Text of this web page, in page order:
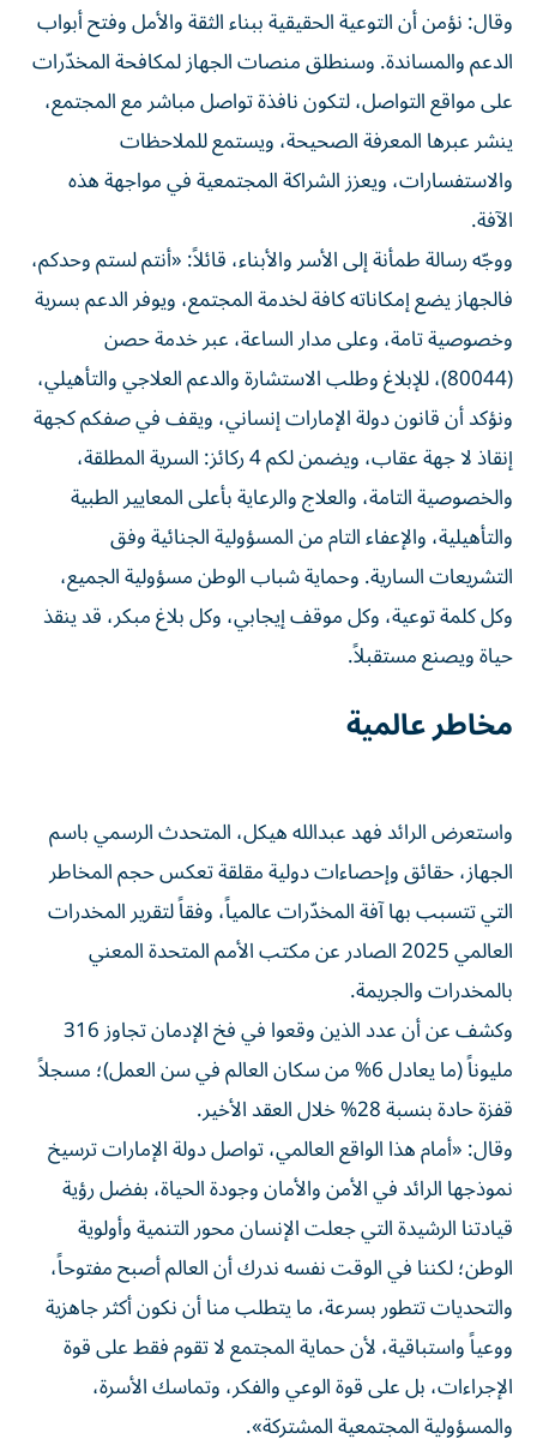
وقال: نؤمن أن التوعية الحقيقية ببناء الثقة والأمل وفتح أبواب
الدعم والمساندة. وسنطلق منصات الجهاز لمكافحة المخدّرات
على مواقع التواصل، لتكون نافذة تواصل مباشر مع المجتمع،
ينشر عبرها المعرفة الصحيحة، ويستمع للملاحظات
والاستفسارات، ويعزز الشراكة المجتمعية في مواجهة هذه
الآفة.
ووجّه رسالة طمأنة إلى الأسر والأبناء، قائلاً: «أنتم لستم وحدكم،
فالجهاز يضع إمكاناته كافة لخدمة المجتمع، ويوفر الدعم بسرية
وخصوصية تامة، وعلى مدار الساعة، عبر خدمة حصن
(80044)، للإبلاغ وطلب الاستشارة والدعم العلاجي والتأهيلي،
ونؤكد أن قانون دولة الإمارات إنساني، ويقف في صفكم كجهة
إنقاذ لا جهة عقاب، ويضمن لكم 4 ركائز: السرية المطلقة،
والخصوصية التامة، والعلاج والرعاية بأعلى المعايير الطبية
والتأهيلية، والإعفاء التام من المسؤولية الجنائية وفق
التشريعات السارية. وحماية شباب الوطن مسؤولية الجميع،
وكل كلمة توعية، وكل موقف إيجابي، وكل بلاغ مبكر، قد ينقذ
حياة ويصنع مستقبلاً.
مخاطر عالمية
واستعرض الرائد فهد عبدالله هيكل، المتحدث الرسمي باسم
الجهاز، حقائق وإحصاءات دولية مقلقة تعكس حجم المخاطر
التي تتسبب بها آفة المخدّرات عالمياً، وفقاً لتقرير المخدرات
العالمي 2025 الصادر عن مكتب الأمم المتحدة المعني
بالمخدرات والجريمة.
وكشف عن أن عدد الذين وقعوا في فخ الإدمان تجاوز 316
مليوناً (ما يعادل 6% من سكان العالم في سن العمل)؛ مسجلاً
قفزة حادة بنسبة 28% خلال العقد الأخير.
وقال: «أمام هذا الواقع العالمي، تواصل دولة الإمارات ترسيخ
نموذجها الرائد في الأمن والأمان وجودة الحياة، بفضل رؤية
قيادتنا الرشيدة التي جعلت الإنسان محور التنمية وأولوية
الوطن؛ لكننا في الوقت نفسه ندرك أن العالم أصبح مفتوحاً،
والتحديات تتطور بسرعة، ما يتطلب منا أن نكون أكثر جاهزية
ووعياً واستباقية، لأن حماية المجتمع لا تقوم فقط على قوة
الإجراءات، بل على قوة الوعي والفكر، وتماسك الأسرة،
والمسؤولية المجتمعية المشتركة».